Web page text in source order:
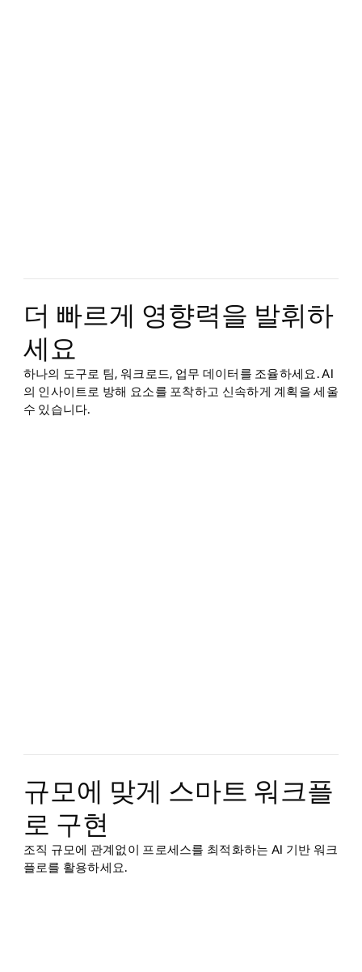
더 빠르게 영향력을 발휘하
세요
하나의 도구로 팀, 워크로드, 업무 데이터를 조율하세요. AI
의 인사이트로 방해 요소를 포착하고 신속하게 계획을 세울
수 있습니다.
규모에 맞게 스마트 워크플
로 구현
조직 규모에 관계없이 프로세스를 최적화하는 AI 기반 워크
플로를 활용하세요.